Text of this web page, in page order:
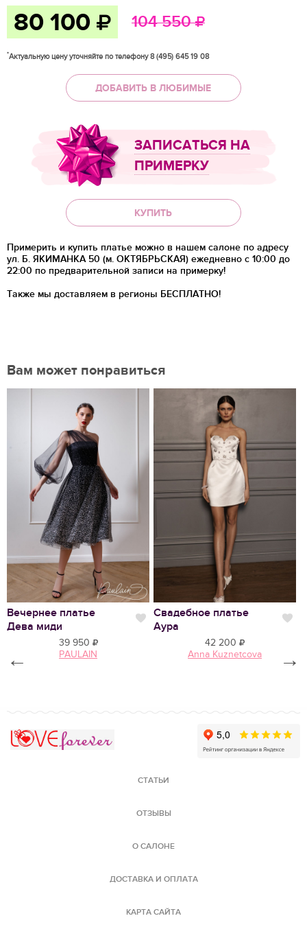
80 100 104 550
*Актуальную цену уточняйте по телефону 8 (495) 645 19 08
ДОБАВИТЬ В ЛЮБИМЫЕ
ЗАПИСАТЬСЯ НА
ПРИМЕРКУ
КУПИТЬ
Примерить и купить платье можно в нашем салоне по адресу
ул. Б. ЯКИМАНКА 50 (м. ОКТЯБРЬСКАЯ) ежедневно с 10:00 до
22:00 по предварительной записи на примерку!
Также мы доставляем в регионы БЕСПЛАТНО!
Вам может понравиться
Нравится
Вечернее платье
Дева миди
Нравится
39 950
PAULAIN
Свадебное платье
Аура
42 200
Anna Kuznetcova
← →
СТАТЬИ
ОТЗЫВЫ
О САЛОНЕ
ДОСТАВКА И ОПЛАТА
КАРТА САЙТА